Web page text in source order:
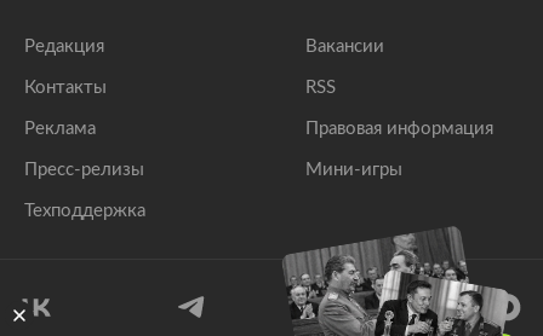
Редакция
Контакты
Реклама
Пресс-релизы
Техподдержка
Вакансии
RSS
Правовая информация
Мини-игры